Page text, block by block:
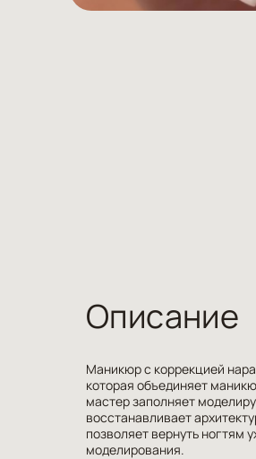
Описание
Маникюр с коррекцией
которая объединяет
мастер заполняет
восстанавливает
позволяет вернуть ногтям
моделирования.